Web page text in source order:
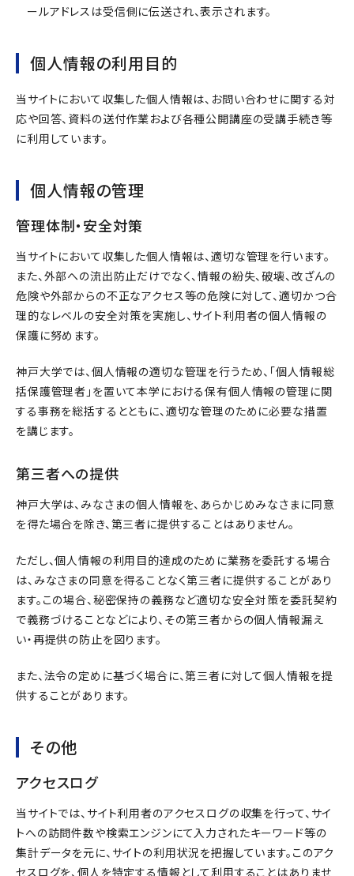
ールアドレスは受信側に伝送され、表示されます。
個人情報の利用目的
当サイトにおいて収集した個人情報は、お問い合わせに関する対
応や回答、資料の送付作業および各種公開講座の受講手続き等
に利用しています。
個人情報の管理
管理体制・安全対策
当サイトにおいて収集した個人情報は、適切な管理を行います。
また、外部への流出防止だけでなく、情報の紛失、破壊、改ざんの
危険や外部からの不正なアクセス等の危険に対して、適切かつ合
理的なレベルの安全対策を実施し、サイト利用者の個人情報の
保護に努めます。
神戸大学では、個人情報の適切な管理を行うため、「個人情報総
括保護管理者」を置いて本学における保有個人情報の管理に関
する事務を総括するとともに、適切な管理のために必要な措置
を講じます。
第三者への提供
神戸大学は、みなさまの個人情報を、あらかじめみなさまに同意
を得た場合を除き、第三者に提供することはありません。
ただし、個人情報の利用目的達成のために業務を委託する場合
は、みなさまの同意を得ることなく第三者に提供することがあり
ます。この場合、秘密保持の義務など適切な安全対策を委託契約
で義務づけることなどにより、その第三者からの個人情報漏え
い・再提供の防止を図ります。
また、法令の定めに基づく場合に、第三者に対して個人情報を提
供することがあります。
その他
アクセスログ
当サイトでは、サイト利用者のアクセスログの収集を行って、サイ
トへの訪問件数や検索エンジンにて入力されたキーワード等の
集計データを元に、サイトの利用状況を把握しています。このアク
セスログを、個人を特定する情報として利用することはありませ